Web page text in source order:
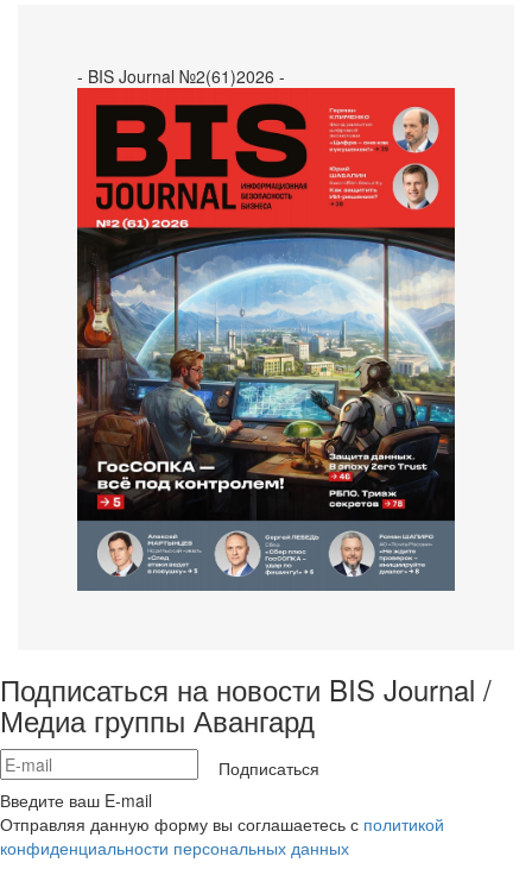
- BIS Journal №2(61)2026 -
Подписаться на новости BIS Journal /
Медиа группы Авангард
Подписаться
Введите ваш E-mail
Отправляя данную форму вы соглашаетесь с политикой
конфиденциальности персональных данных